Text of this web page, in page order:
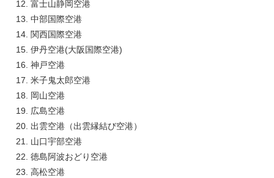
富士山静岡空港
中部国際空港
関西国際空港
伊丹空港(大阪国際空港)
神戸空港
米子鬼太郎空港
岡山空港
広島空港
出雲空港（出雲縁結び空港）
山口宇部空港
徳島阿波おどり空港
高松空港